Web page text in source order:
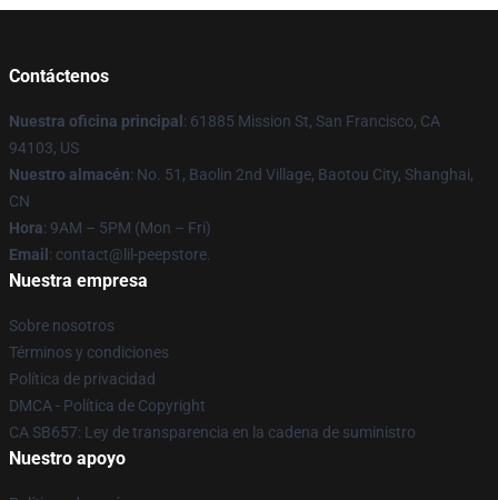
Contáctenos
Nuestra oficina principal : 61885 Mission St, San Francisco, CA
94103, US
Nuestro almacén: No. 51, Baolin 2nd Village, Baotou City, Shanghai,
CN
Hora: 9AM – 5PM (Mon – Fri)
Email : contact@lil-peepstore.
Nuestra empresa
Sobre nosotros
Términos y condiciones
Política de privacidad
DMCA - Política de Copyright
CA SB657: Ley de transparencia en la cadena de suministro
Nuestro apoyo